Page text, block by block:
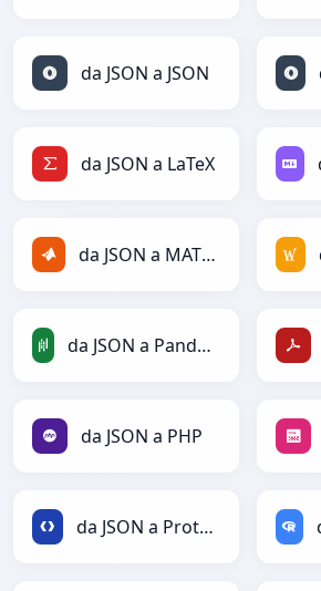
da JSON a JSON
da JSON a LaTeX
da JSON a MATLAB
da JSON a PandasDataFrame
da JSON a PHP
da JSON a Protobuf